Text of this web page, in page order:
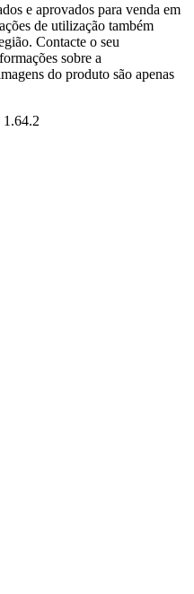
e aprovados para venda em
de utilização também
Contacte o seu
sobre a
do produto são apenas
1.64.2